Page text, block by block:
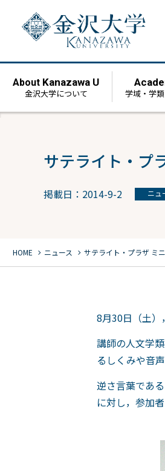
About Kanazawa U
金沢大学について 学域・学
サテライト・プ
掲載日：2014-9-2 ニュ
HOME chevron_right ニュース chevron_right サテライト・プラザ ミ
8月30日（土）
講師の人文学
るしくみや音
逆さ言葉であ
に対し，参加